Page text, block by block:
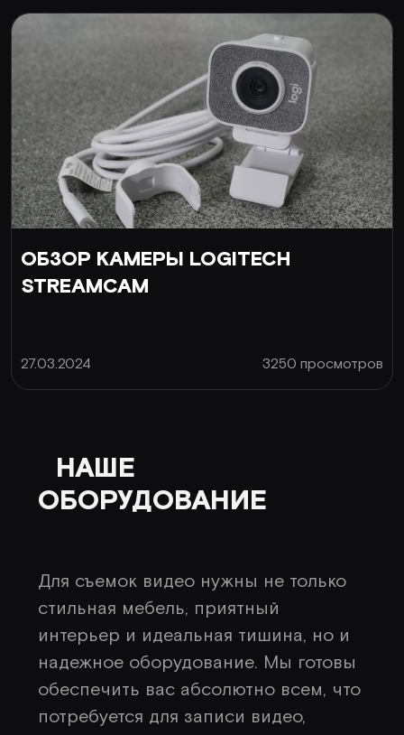
ОБЗОР КАМЕРЫ LOGITECH
STREAMCAM
27.03.2024 3250 просмотров
НАШЕ
ОБОРУДОВАНИЕ
Для съемок видео нужны не только
стильная мебель, приятный
интерьер и идеальная тишина, но и
надежное оборудование. Мы готовы
обеспечить вас абсолютно всем, что
потребуется для записи видео,